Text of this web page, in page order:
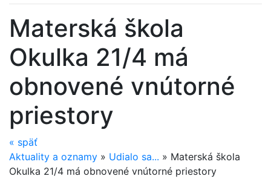
Materská škola
Okulka 21/4 má
obnovené vnútorné
priestory
« späť
Aktuality a oznamy » Udialo sa... » Materská škola
Okulka 21/4 má obnovené vnútorné priestory